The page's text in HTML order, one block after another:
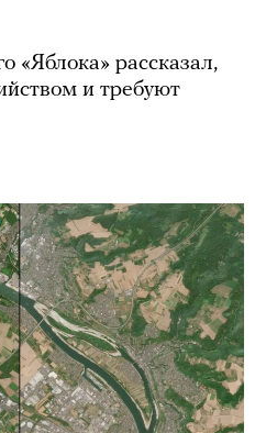
«Яблока» рассказал,
и требуют